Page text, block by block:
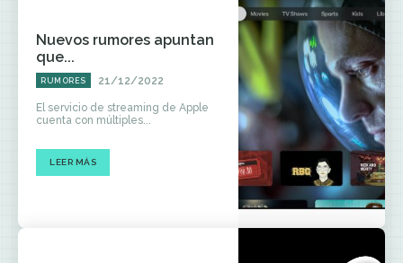
Nuevos rumores apuntan
que...
RUMORES 21/12/2022
El servicio de streaming de Apple
cuenta con múltiples...
LEER MÁS